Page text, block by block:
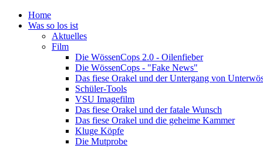
Home
Was so los ist
Aktuelles
Film
Die WössenCops 2.0 - Oilenfieber
Die WössenCops - "Fake News"
Das fiese Orakel und der Untergang von
Schüler-Tools
VSU Imagefilm
Das fiese Orakel und der fatale Wunsch
Das fiese Orakel und die geheime Kammer
Kluge Köpfe
Die Mutprobe